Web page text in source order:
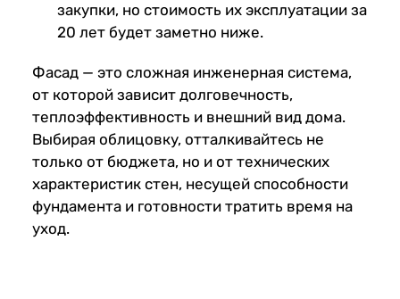
закупки, но стоимость их эксплуатации за
20 лет будет заметно ниже.
Фасад — это сложная инженерная система,
от которой зависит долговечность,
теплоэффективность и внешний вид дома.
Выбирая облицовку, отталкивайтесь не
только от бюджета, но и от технических
характеристик стен, несущей способности
фундамента и готовности тратить время на
уход.